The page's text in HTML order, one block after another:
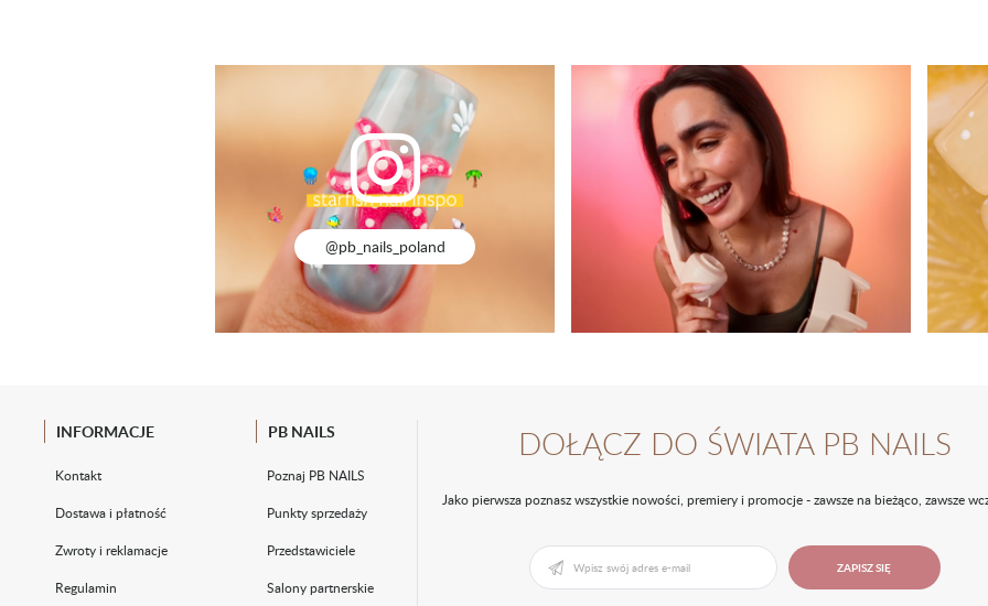
@pb_nails_poland
INFORMACJE
Kontakt
Dostawa i płatność
Zwroty i reklamacje
Regulamin
PB NAILS
Poznaj PB NAILS
Punkty sprzedaży
Przedstawiciele
Salony partnerskie
DOŁĄCZ DO ŚWIATA PB NAILS
Jako pierwsza poznasz wszystkie nowości, premiery i promocje - zawsze na bieżąco, zawsze
ZAPISZ SIĘ